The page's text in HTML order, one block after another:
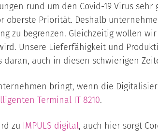
rund um den Covid-19 Virus
oberste Priorität. Deshalb
zu begrenzen. Gleichzeitig wollen
Unsere Lieferfähigkeit und
daran, auch in diesen schwierigen
bringt, wenn die
Terminal IT 8210.
zu IMPULS digital, auch hier sorgt